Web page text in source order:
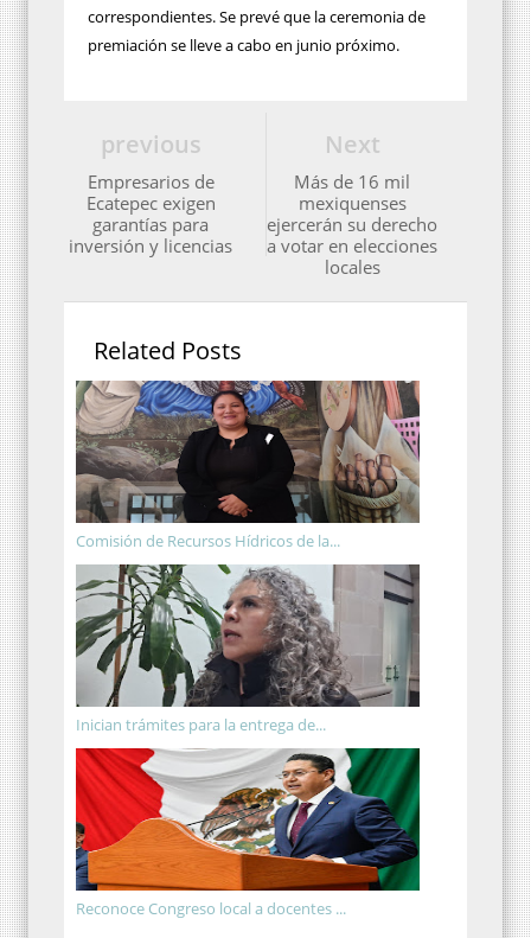
correspondientes. Se prevé que la ceremonia de
premiación se lleve a cabo en junio próximo.
Next
Más de 16 mil
mexiquenses
ejercerán su derecho
a votar en elecciones
locales
previous
Empresarios de
Ecatepec exigen
garantías para
inversión y licencias
Related Posts
Comisión de Recursos Hídricos de la...
Inician trámites para la entrega de...
Reconoce Congreso local a docentes ...